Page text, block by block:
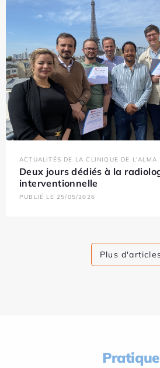
ACTUALITÉS DE LA CLINIQUE DE L'ALMA
Deux jours dédiés à la
interventionnelle
PUBLIÉ LE 25/05/2026
Plus
Pratique